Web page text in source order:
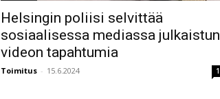
Helsingin poliisi selvittää
sosiaalisessa mediassa julkaistun
videon tapahtumia
Toimitus - 15.6.2024 1